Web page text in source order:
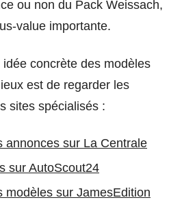
ou non du Pack Weissach,
value importante.
concrète des modèles
est de regarder les
sites spécialisés :
annonces sur La Centrale
sur AutoScout24
modèles sur JamesEdition